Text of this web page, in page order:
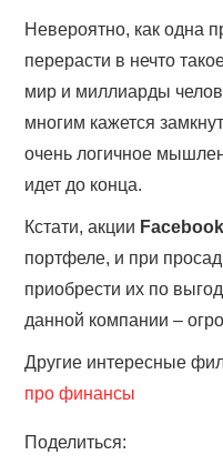
Невероятно, как одна
перерасти в нечто
мир и миллиарды
многим кажется
очень логичное
идет до конца.
Кстати, акции Facebook
портфеле, и при
приобрести их по
данной компании –
Другие интересные
про финансы
Поделиться: